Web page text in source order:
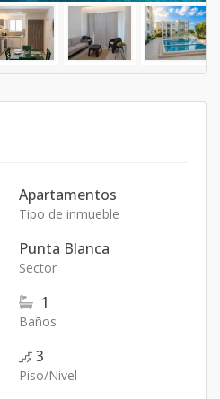
Apartamentos
Tipo de inmueble
Punta Blanca
Sector
1
Baños
3
Piso/Nivel